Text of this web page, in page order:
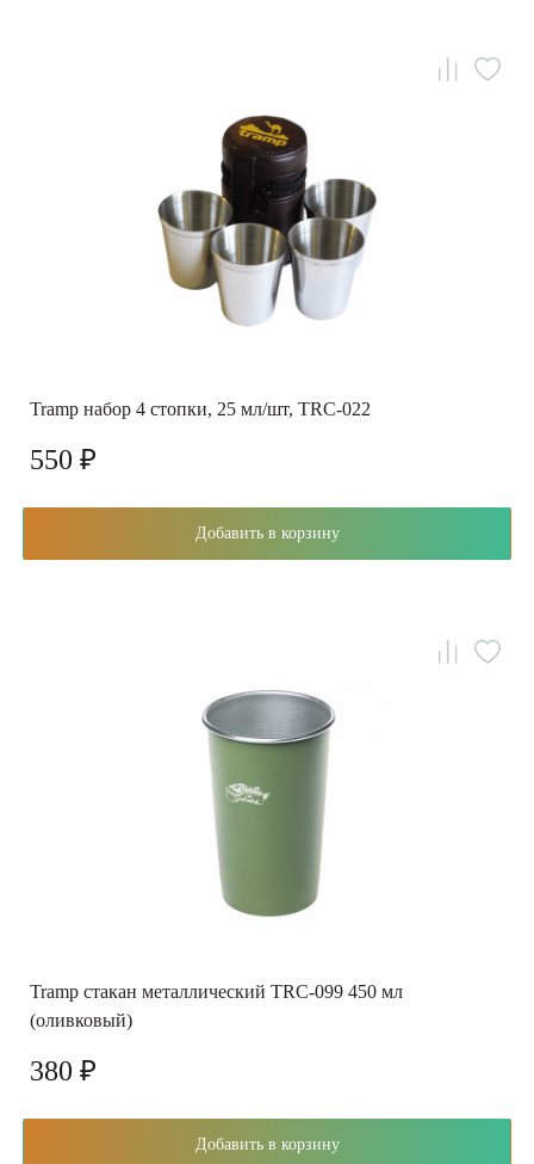
Tramp набор 4 стопки, 25 мл/шт, TRC-022
550 ₽
Добавить в корзину
Tramp стакан металлический TRC-099 450 мл
(оливковый)
380 ₽
Добавить в корзину